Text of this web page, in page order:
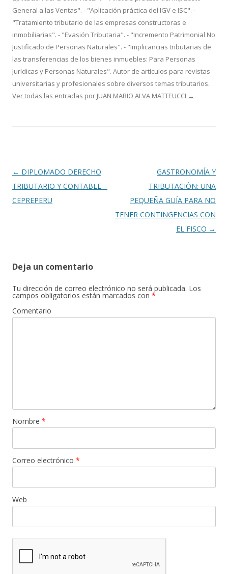
General a las Ventas". - "Aplicación práctica del IGV e ISC". -
"Tratamiento tributario de las empresas constructoras e
inmobiliarias". - "Evasión Tributaria". - "Incremento Patrimonial No
Justificado de Personas Naturales". - "Implicancias tributarias de
las transferencias de los bienes inmuebles: Para Personas
Jurídicas y Personas Naturales". Autor de artículos para revistas
universitarias y profesionales sobre diversos temas tributarios.
Ver todas las entradas por JUAN MARIO ALVA MATTEUCCI →
Navegación
de
entradas
← DIPLOMADO DERECHO
TRIBUTARIO Y CONTABLE –
CEPREPERU
GASTRONOMÍA Y
TRIBUTACIÓN: UNA
PEQUEÑA GUÍA PARA NO
TENER CONTINGENCIAS CON
EL FISCO →
Deja un comentario
Tu dirección de correo electrónico no será publicada. Los
campos obligatorios están marcados con *
Comentario
Nombre *
Correo electrónico *
Web